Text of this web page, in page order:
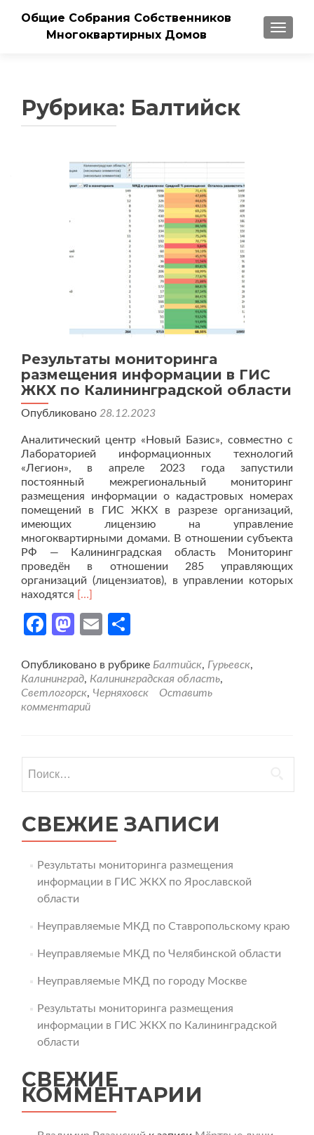
Общие Собрания Собственников
Многоквартирных Домов
Рубрика: Балтийск
Результаты мониторинга
размещения информации в ГИС
ЖКХ по Калининградской области
Опубликовано 28.12.2023
Аналитический центр «Новый Базис», совместно с
Лабораторией информационных технологий
«Легион», в апреле 2023 года запустили
постоянный межрегиональный мониторинг
размещения информации о кадастровых номерах
помещений в ГИС ЖКХ в разрезе организаций,
имеющих лицензию на управление
многоквартирными домами. В отношении субъекта
РФ — Калининградская область Мониторинг
проведён в отношении 285 управляющих
организаций (лицензиатов), в управлении которых
находятся Читать
проРезультаты
мониторинга
информации
в
ГИС
ЖКХ
[…]
Facebook
Mastodon
Email
Опубликовано в рубрике Балтийск, Гурьевск,
Калининград, Калининградская область,
Светлогорск, Черняховск
Оставить
комментарий
СВЕЖИЕ ЗАПИСИ
Результаты мониторинга размещения
информации в ГИС ЖКХ по Ярославской
области
Неуправляемые МКД по Ставропольскому краю
Неуправляемые МКД по Челябинской области
Неуправляемые МКД по городу Москве
Результаты мониторинга размещения
информации в ГИС ЖКХ по Калининградской
области
СВЕЖИЕ
КОММЕНТАРИИ